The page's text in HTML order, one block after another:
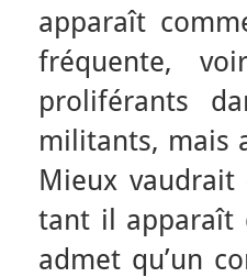
apparaît
fréquente,
proliférants
militants, mais
Mieux vaudrait
tant il apparaît
admet qu’un